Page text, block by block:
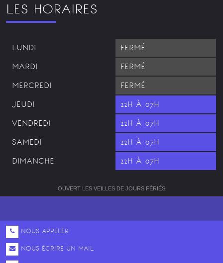
LES HORAIRES
LUNDI
FERMÉ
MARDI
FERMÉ
MERCREDI
FERMÉ
JEUDI
22H À 07H
VENDREDI
22H À 07H
SAMEDI
22H À 07H
DIMANCHE
22H À 07H
OUVERT LES VEILLES DE JOURS FÉRIÉS
NOUS APPELER
NOUS ÉCRIRE UN MAIL